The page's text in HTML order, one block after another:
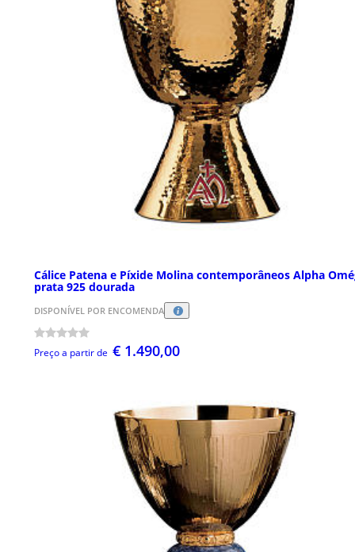
Cálice Patena e Píxide Molina contemporâneos Alpha
prata 925 dourada
DISPONÍVEL POR ENCOMENDA
Preço a partir de € 1.490,00